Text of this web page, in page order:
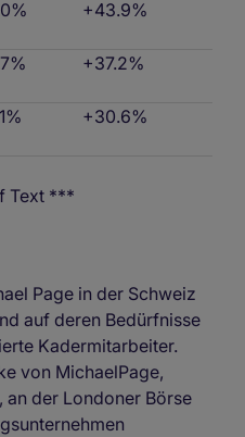
+43.9%
+37.2%
+30.6%
Text ***
Page in der Schweiz
auf deren Bedürfnisse
Kadermitarbeiter.
von MichaelPage,
der Londoner Börse